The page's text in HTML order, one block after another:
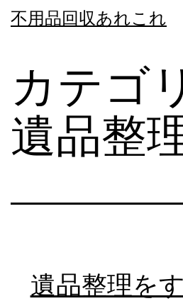
コ
へ
ス
ッ
不用品回収あれこれ
カテゴ
遺品整
遺品整理を